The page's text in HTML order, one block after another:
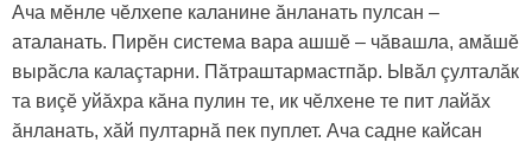
Ача мӗнле чӗлхепе каланине ăнланать пулсан –
аталанать. Пирӗн система вара ашшӗ – чăвашла, амăшӗ
вырăсла калаçтарни. Пăтраштармастпăр. Ывăл çулталăк
та виçӗ уйăхра кăна пулин те, ик чӗлхене те пит лайăх
ăнланать, хăй пултарнă пек пуплет. Ача садне кайсан